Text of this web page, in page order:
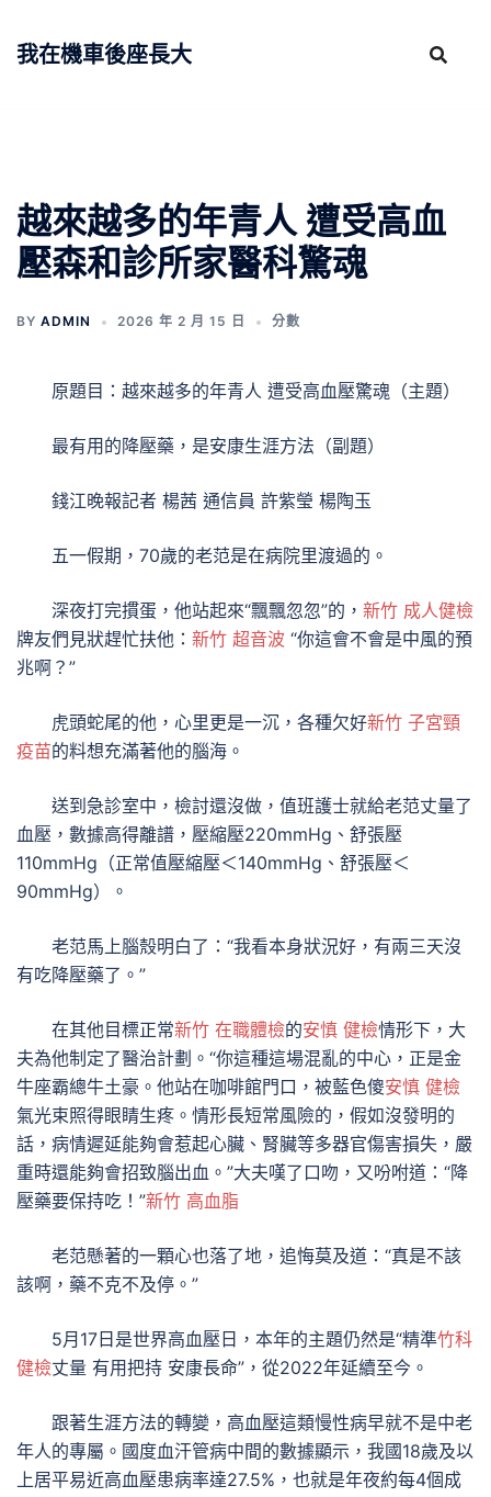
我在機車後座長大
越來越多的年青人 遭受高血
壓森和診所家醫科驚魂
BY ADMIN 2026 年 2 月 15 日 分數
原題目：越來越多的年青人 遭受高血壓驚魂（主題）
最有用的降壓藥，是安康生涯方法（副題）
錢江晚報記者 楊茜 通信員 許紫瑩 楊陶玉
五一假期，70歲的老范是在病院里渡過的。
深夜打完摜蛋，他站起來“飄飄忽忽”的， 新竹 成人健檢
牌友們見狀趕忙扶他： 新竹 超音波 “你這會不會是中風的預
兆啊？”
虎頭蛇尾的他，心里更是一沉，各種欠好新竹 子宮頸
疫苗的料想充滿著他的腦海。
送到急診室中，檢討還沒做，值班護士就給老范丈量了
血壓，數據高得離譜，壓縮壓220mmHg、舒張壓
110mmHg（正常值壓縮壓＜140mmHg、舒張壓＜
90mmHg）。
老范馬上腦殼明白了：“我看本身狀況好，有兩三天沒
有吃降壓藥了。”
在其他目標正常新竹 在職體檢的安慎 健檢情形下，大
夫為他制定了醫治計劃。“你這種這場混亂的中心，正是金
牛座霸總牛土豪。他站在咖啡館門口，被藍色傻安慎 健檢
氣光束照得眼睛生疼。情形長短常風險的，假如沒發明的
話，病情遲延能夠會惹起心臟、腎臟等多器官傷害損失，嚴
重時還能夠會招致腦出血。”大夫嘆了口吻，又吩咐道：“降
壓藥要保持吃！”新竹 高血脂
老范懸著的一顆心也落了地，追悔莫及道：“真是不該
該啊，藥不克不及停。”
5月17日是世界高血壓日，本年的主題仍然是“精準竹科
健檢丈量 有用把持 安康長命”，從2022年延續至今。
跟著生涯方法的轉變，高血壓這類慢性病早就不是中老
年人的專屬。國度血汗管病中間的數據顯示，我國18歲及以
上居平易近高血壓患病率達27.5%，也就是年夜約每4個成